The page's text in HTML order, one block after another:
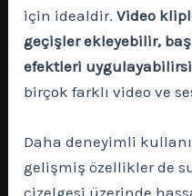
için idealdir.Video
geçişler ekleyebilir,
efektleri
birçok farklı video ve
Daha deneyimli
gelişmiş özellikler de
çizelgesi üzerinde